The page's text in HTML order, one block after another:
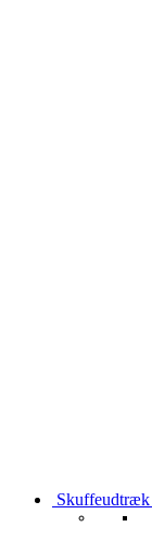
Skuffeudtræk